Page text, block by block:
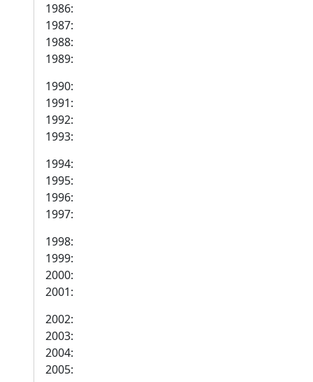
1986:
1987:
1988:
1989:
1990:
1991:
1992:
1993:
1994:
1995:
1996:
1997:
1998:
1999:
2000:
2001:
2002:
2003:
2004:
2005: